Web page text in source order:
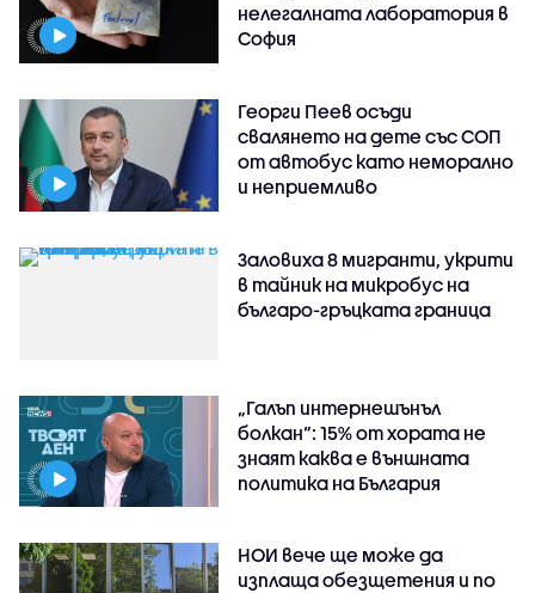
нелегалната лаборатория в
София
Георги Пеев осъди
свалянето на дете със СОП
от автобус като неморално
и неприемливо
Заловиха 8 мигранти, укрити
в тайник на микробус на
българо-гръцката граница
„Галъп интернешънъл
болкан“: 15% от хората не
знаят каква е външната
политика на България
НОИ вече ще може да
изплаща обезщетения и по